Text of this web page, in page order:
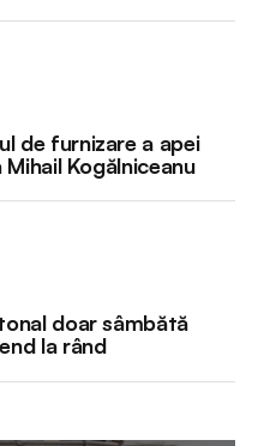
de furnizare a apei
Kogălniceanu
doar sâmbătă
la rând